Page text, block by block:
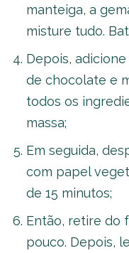
manteiga, a
misture tudo.
Depois,
de chocolate e
todos os
massa;
Em seguida,
com papel
de 15 minutos;
Então, retire do
pouco. Depois,